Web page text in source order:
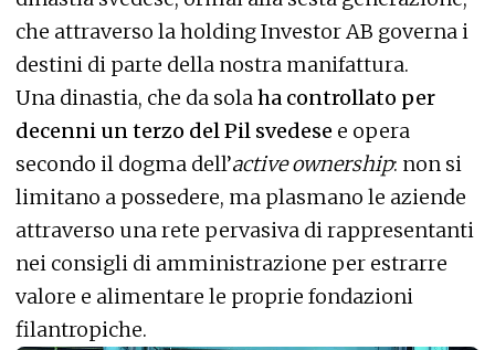
che attraverso la holding Investor AB governa i
destini di parte della nostra manifattura.
Una dinastia, che da solaha controllato per
decenni un terzo del Pil svedese e opera
secondo il dogma dell’active ownership: non si
limitano a possedere, ma plasmano le aziende
attraverso una rete pervasiva di rappresentanti
nei consigli di amministrazione per estrarre
valore e alimentare le proprie fondazioni
filantropiche.